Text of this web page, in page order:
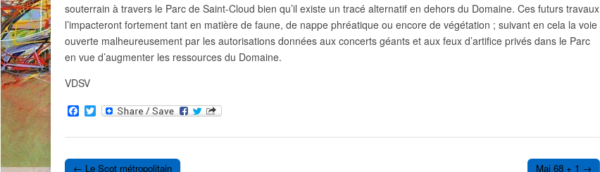
souterrain à travers le Parc de Saint-Cloud bien qu’il existe un tracé alternatif en dehors du Domaine. Ces futurs travaux
l’impacteront fortement tant en matière de faune, de nappe phréatique ou encore de végétation ; suivant en cela la voie
ouverte malheureusement par les autorisations données aux concerts géants et aux feux d’artifice privés dans le Parc
en vue d’augmenter les ressources du Domaine.
VDSV
F
a
c
b
o
T
w
i
t
e
← Le Scot métropolitain Mai 68 + 1 →